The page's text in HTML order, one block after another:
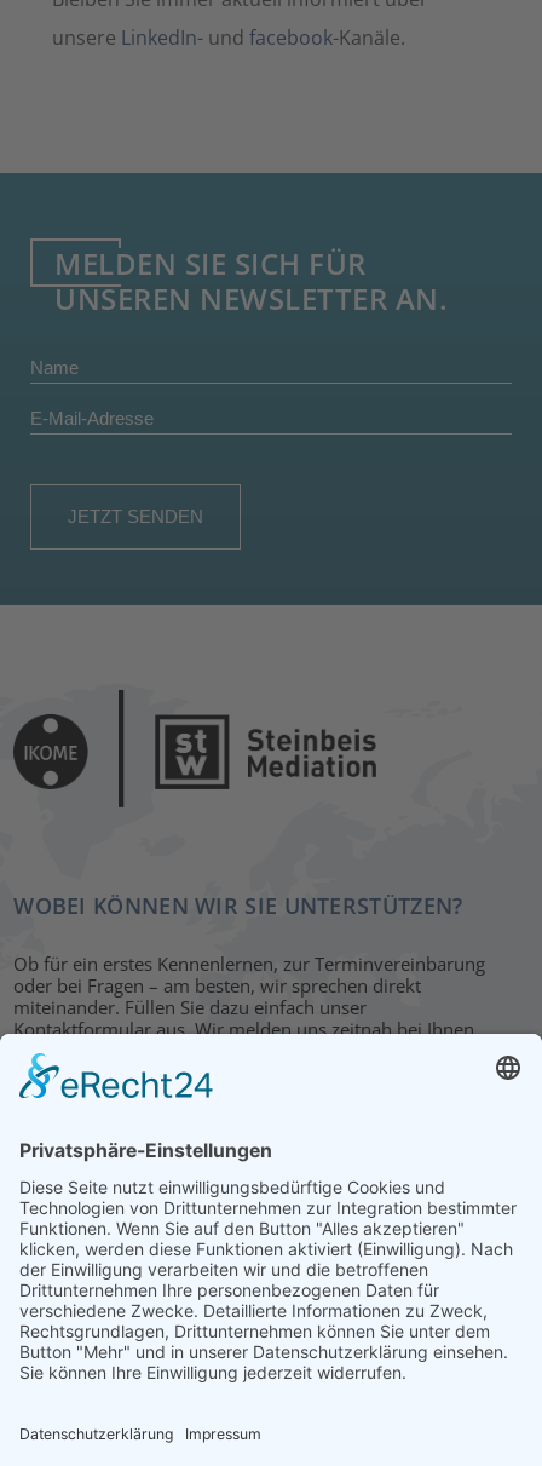
unsere LinkedIn- und facebook-Kanäle.
MELDEN SIE SICH FÜR
UNSEREN NEWSLETTER AN.
WOBEI KÖNNEN WIR SIE UNTERSTÜTZEN?
Ob für ein erstes Kennenlernen, zur Terminvereinbarung
oder bei Fragen – am besten, wir sprechen direkt
miteinander. Füllen Sie dazu einfach unser
Kontaktformular aus. Wir melden uns zeitnah bei Ihnen.
KONTAKT
HAUPTBÜRO: LEIPZIG
Hohe Straße 11
04107 Leipzig
Tel.: +49 341 22 54 13 50
info@steinbeis-mediation.com